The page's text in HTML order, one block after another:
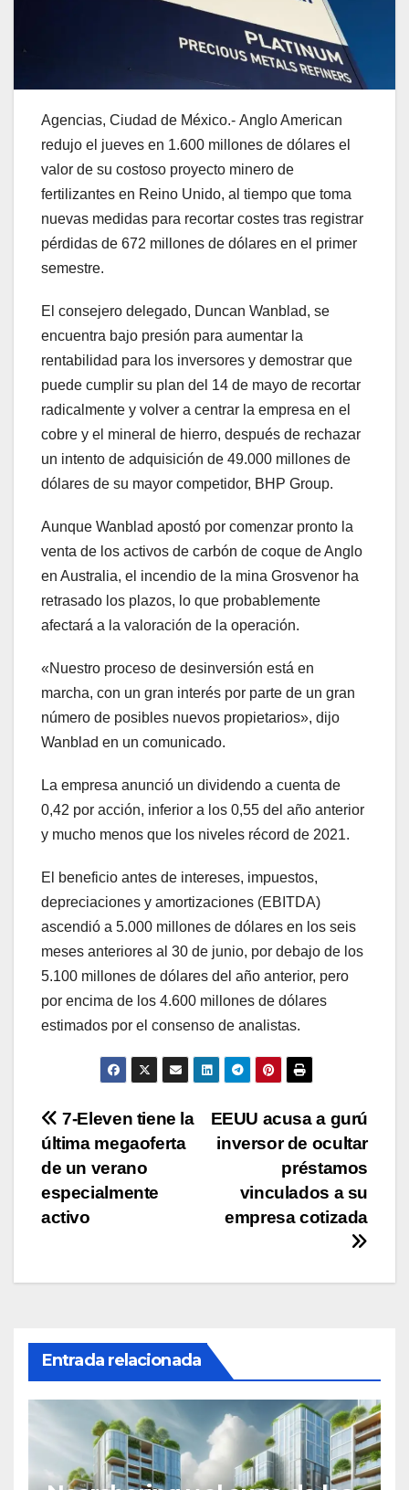
Agencias, Ciudad de México.- Anglo American
redujo el jueves en 1.600 millones de dólares el
valor de su costoso proyecto minero de
fertilizantes en Reino Unido, al tiempo que toma
nuevas medidas para recortar costes tras registrar
pérdidas de 672 millones de dólares en el primer
semestre.
El consejero delegado, Duncan Wanblad, se
encuentra bajo presión para aumentar la
rentabilidad para los inversores y demostrar que
puede cumplir su plan del 14 de mayo de recortar
radicalmente y volver a centrar la empresa en el
cobre y el mineral de hierro, después de rechazar
un intento de adquisición de 49.000 millones de
dólares de su mayor competidor, BHP Group.
Aunque Wanblad apostó por comenzar pronto la
venta de los activos de carbón de coque de Anglo
en Australia, el incendio de la mina Grosvenor ha
retrasado los plazos, lo que probablemente
afectará a la valoración de la operación.
«Nuestro proceso de desinversión está en
marcha, con un gran interés por parte de un gran
número de posibles nuevos propietarios», dijo
Wanblad en un comunicado.
La empresa anunció un dividendo a cuenta de
0,42 por acción, inferior a los 0,55 del año anterior
y mucho menos que los niveles récord de 2021.
El beneficio antes de intereses, impuestos,
depreciaciones y amortizaciones (EBITDA)
ascendió a 5.000 millones de dólares en los seis
meses anteriores al 30 de junio, por debajo de los
5.100 millones de dólares del año anterior, pero
por encima de los 4.600 millones de dólares
estimados por el consenso de analistas.
Navegación
de
entradas
EEUU acusa a gurú
inversor de ocultar
préstamos
vinculados a su
empresa cotizada
7-Eleven tiene la
última megaoferta
de un verano
especialmente
activo
Entrada relacionada